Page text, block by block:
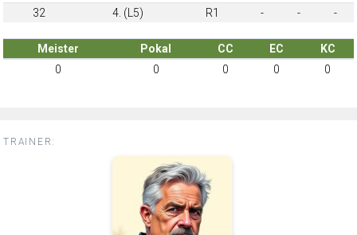
32
4. (L5) R1 - - -
Meister Pokal CC EC
KC
0
0 0 0 0
TRAINER: